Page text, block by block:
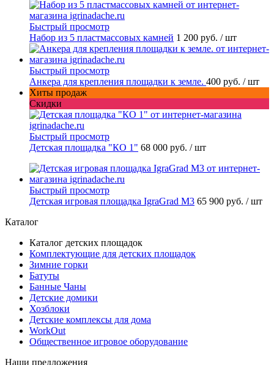
Быстрый просмотр
Набор из 5 пластмассовых камней 1 200 руб. / шт
Быстрый просмотр
Анкера для крепления площадки к земле. 400 руб. / шт
Хиты продаж
Скидки
Быстрый просмотр
Детская площадка "КО 1" 68 000 руб. / шт
Быстрый просмотр
Детская игровая площадка IgraGrad М3 65 900 руб. / шт
Каталог
Каталог детских площадок
Комплектующие для детских площадок
Зимние горки
Батуты
Банные Чаны
Детские домики
Хозблоки
Детские комплексы для дома
WorkOut
Общественное игровое оборудование
Наши предложения